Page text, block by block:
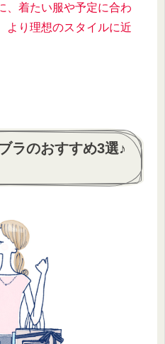
、着たい服や予定に合わ
より理想のスタイルに近
ラのおすすめ3選♪